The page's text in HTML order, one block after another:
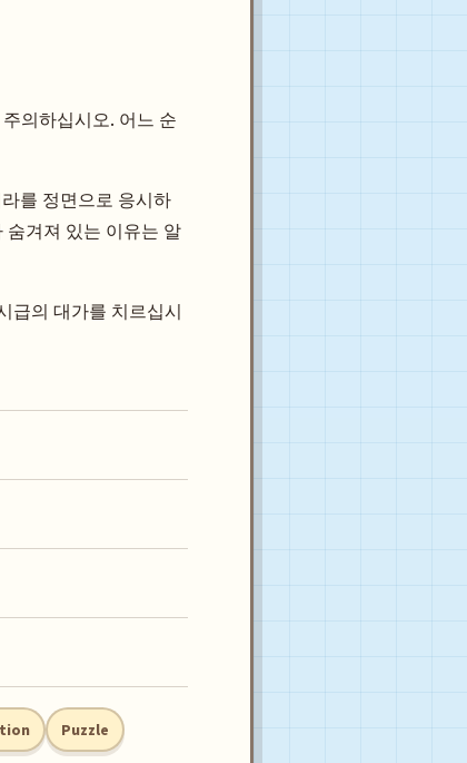
의하십시오. 어느 순
를 정면으로 응시하
숨겨져 있는 이유는 알
급의 대가를 치르십시
Puzzle